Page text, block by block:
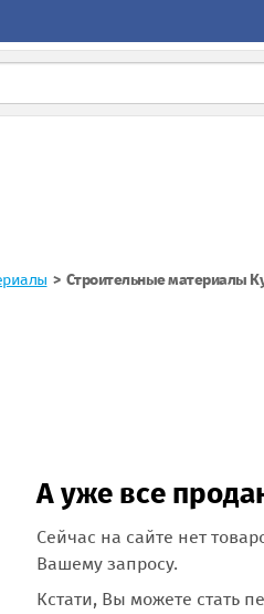
Строительные материалы
А уже все
Сейчас на сайте нет
Вашему запросу.
Кстати, Вы можете стать